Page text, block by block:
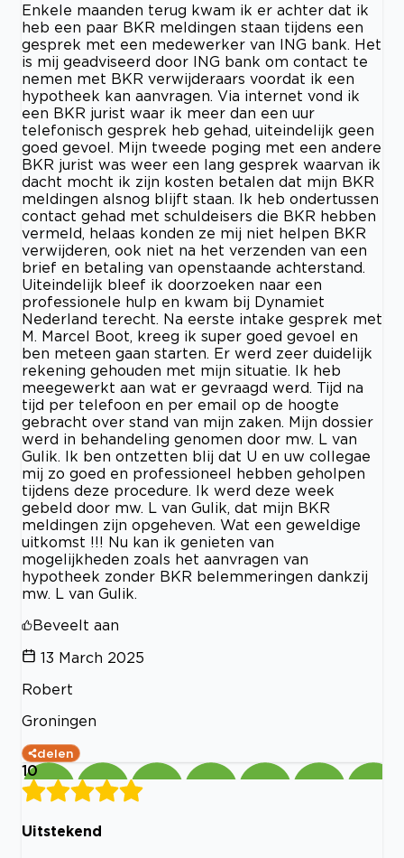
Enkele maanden terug kwam ik er achter dat ik
heb een paar BKR meldingen staan tijdens een
gesprek met een medewerker van ING bank. Het
is mij geadviseerd door ING bank om contact te
nemen met BKR verwijderaars voordat ik een
hypotheek kan aanvragen. Via internet vond ik
een BKR jurist waar ik meer dan een uur
telefonisch gesprek heb gehad, uiteindelijk geen
goed gevoel. Mijn tweede poging met een andere
BKR jurist was weer een lang gesprek waarvan ik
dacht mocht ik zijn kosten betalen dat mijn BKR
meldingen alsnog blijft staan. Ik heb ondertussen
contact gehad met schuldeisers die BKR hebben
vermeld, helaas konden ze mij niet helpen BKR
verwijderen, ook niet na het verzenden van een
brief en betaling van openstaande achterstand.
Uiteindelijk bleef ik doorzoeken naar een
professionele hulp en kwam bij Dynamiet
Nederland terecht. Na eerste intake gesprek met
M. Marcel Boot, kreeg ik super goed gevoel en
ben meteen gaan starten. Er werd zeer duidelijk
rekening gehouden met mijn situatie. Ik heb
meegewerkt aan wat er gevraagd werd. Tijd na
tijd per telefoon en per email op de hoogte
gebracht over stand van mijn zaken. Mijn dossier
werd in behandeling genomen door mw. L van
Gulik. Ik ben ontzetten blij dat U en uw collegae
mij zo goed en professioneel hebben geholpen
tijdens deze procedure. Ik werd deze week
gebeld door mw. L van Gulik, dat mijn BKR
meldingen zijn opgeheven. Wat een geweldige
uitkomst !!! Nu kan ik genieten van
mogelijkheden zoals het aanvragen van
hypotheek zonder BKR belemmeringen dankzij
mw. L van Gulik.
Beveelt aan
13 March 2025
Robert
Groningen
delen
10
Uitstekend